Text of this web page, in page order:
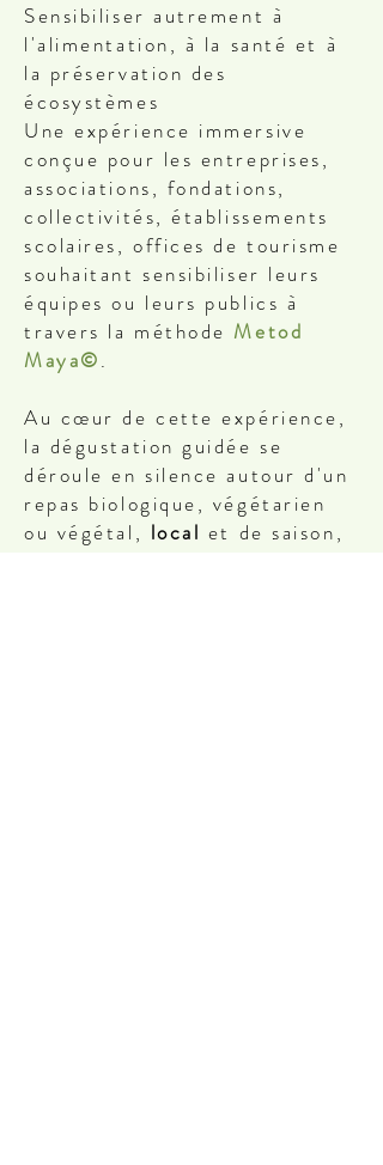
Sensibiliser autrement à
l'alimentation, à la santé et à
la préservation des
écosystèmes
Une expérience immersive
conçue pour les entreprises,
associations, fondations,
collectivités, établissements
scolaires, offices de tourisme
souhaitant sensibiliser leurs
équipes ou leurs publics à
travers la méthode Metod
Maya©.
Au cœur de cette expérience,
la dégustation guidée se
déroule en silence autour d'un
repas biologique, végétarien
ou végétal, local et de saison,